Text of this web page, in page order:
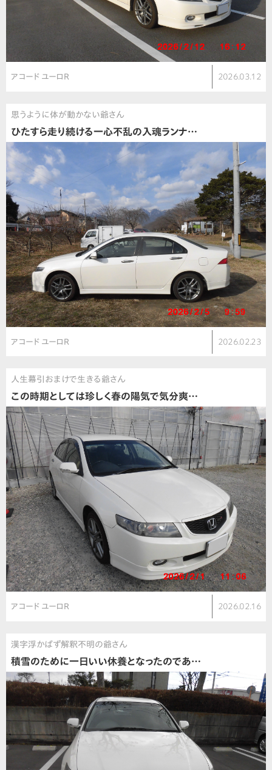
アコード ユーロR 2026.03.12
思うように体が動かない爺さん
ひたすら走り続ける一心不乱の入魂ランナ…
アコード ユーロR 2026.02.23
人生幕引おまけで生きる爺さん
この時期としては珍しく春の陽気で気分爽…
アコード ユーロR 2026.02.16
漢字浮かばず解釈不明の爺さん
積雪のために一日いい休養となったのであ…